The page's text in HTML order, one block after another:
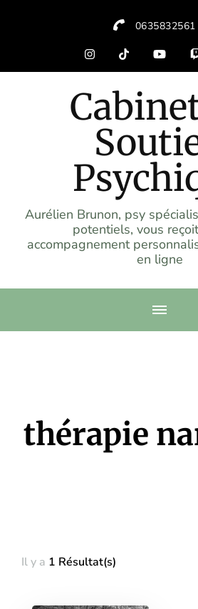
0635832561
Aurélien Brunon, psy
potentiels, vous
accompagnement
en ligne
thérapie
Il y a 1 Résultat(s)